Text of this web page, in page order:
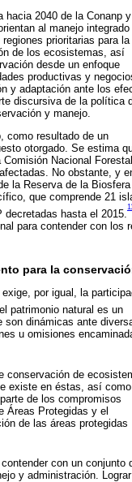
hacia 2040 de la Conanp
al manejo integrado
prioritarias para la
de los ecosistemas, así
desde un enfoque
productivas y
y adaptación ante los
discursiva de la política
y manejo.
como resultado de un
otorgado. Se estima
Nacional Forestal
No obstante, y
la Reserva de la Biosfera
que comprende 21
hasta el 2015.
para contender con los
para la
por igual, la
patrimonio natural es un
dinámicas ante
u omisiones
conservación de
existe en éstas, así
de los compromisos
Áreas Protegidas y el
de las áreas protegidas
con un conjunto
y administración.